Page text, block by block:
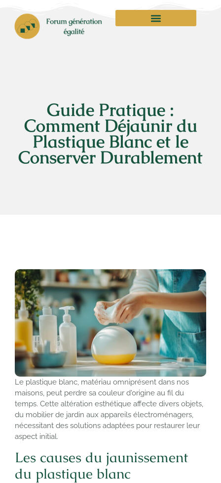
Guide Pratique :
Comment Déjaunir du
Plastique Blanc et le
Conserver Durablement
Le plastique blanc, matériau omniprésent dans nos
maisons, peut perdre sa couleur d'origine au fil du
temps. Cette altération esthétique affecte divers objets,
du mobilier de jardin aux appareils électroménagers,
nécessitant des solutions adaptées pour restaurer leur
aspect initial.
Les causes du jaunissement
du plastique blanc